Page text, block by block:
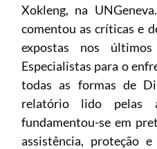
Xokleng, na
comentou as críticas e
expostas nos
Especialistas para o
todas as formas de
relatório lido pelas
fundamentou-se em
assistência, proteção